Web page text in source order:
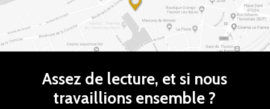
Assez de lecture, et si nous
travaillions ensemble ?